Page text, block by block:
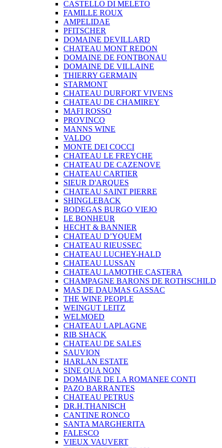
CASTELLO DI MELETO
FAMILLE ROUX
AMPELIDAE
PFITSCHER
DOMAINE DEVILLARD
CHATEAU MONT REDON
DOMAINE DE FONTBONAU
DOMAINE DE VILLAINE
THIERRY GERMAIN
STARMONT
CHATEAU DURFORT VIVENS
CHATEAU DE CHAMIREY
MAFI ROSSO
PROVINCO
MANNS WINE
VALDO
MONTE DEI COCCI
CHATEAU LE FREYCHE
CHATEAU DE CAZENOVE
CHATEAU CARTIER
SIEUR D'ARQUES
CHATEAU SAINT PIERRE
SHINGLEBACK
BODEGAS BURGO VIEJO
LE BONHEUR
HECHT & BANNIER
CHATEAU D’YQUEM
CHATEAU RIEUSSEC
CHATEAU LUCHEY-HALD
CHATEAU LUSSAN
CHATEAU LAMOTHE CASTERA
CHAMPAGNE BARONS DE ROTHSCHILD
MAS DE DAUMAS GASSAC
THE WINE PEOPLE
WEINGUT LEITZ
WELMOED
CHATEAU LAPLAGNE
RIB SHACK
CHATEAU DE SALES
SAUVION
HARLAN ESTATE
SINE QUA NON
DOMAINE DE LA ROMANEE CONTI
PAZO BARRANTES
CHATEAU PETRUS
DR.H.THANISCH
CANTINE RONCO
SANTA MARGHERITA
FALESCO
VIEUX VAUVERT